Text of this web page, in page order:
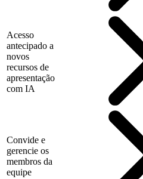
Acesso
antecipado a
novos
recursos de
apresentação
com IA
Convide e
gerencie os
membros da
equipe